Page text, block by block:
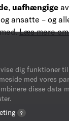
dig funktioner
med vores
disse data
?
, uafhængige
ansatte – og
Læs mere